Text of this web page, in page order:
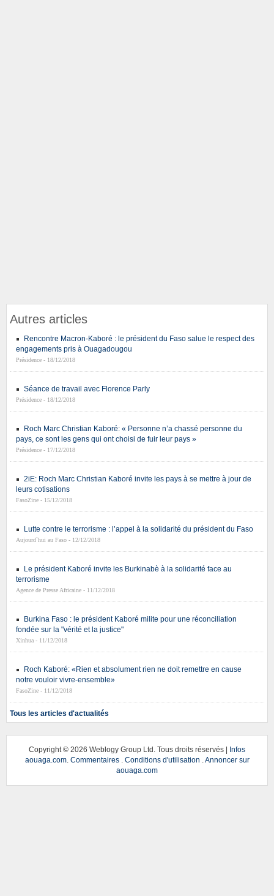
Autres articles
Rencontre Macron-Kaboré : le président du Faso salue le respect des
engagements pris à Ouagadougou
Présidence - 18/12/2018
Séance de travail avec Florence Parly
Présidence - 18/12/2018
Roch Marc Christian Kaboré: « Personne n’a chassé personne du
pays, ce sont les gens qui ont choisi de fuir leur pays »
Présidence - 17/12/2018
2iE: Roch Marc Christian Kaboré invite les pays à se mettre à jour de
leurs cotisations
FasoZine - 15/12/2018
Lutte contre le terrorisme : l’appel à la solidarité du président du Faso
Aujourd`hui au Faso - 12/12/2018
Le président Kaboré invite les Burkinabè à la solidarité face au
terrorisme
Agence de Presse Africaine - 11/12/2018
Burkina Faso : le président Kaboré milite pour une réconciliation
fondée sur la "vérité et la justice"
Xinhua - 11/12/2018
Roch Kaboré: «Rien et absolument rien ne doit remettre en cause
notre vouloir vivre-ensemble»
FasoZine - 11/12/2018
Tous les articles d'actualités
Copyright © 2026 Weblogy Group Ltd. Tous droits réservés | Infos
aouaga.com. Commentaires. Conditions d'utilisation
Annoncer sur
aouaga.com